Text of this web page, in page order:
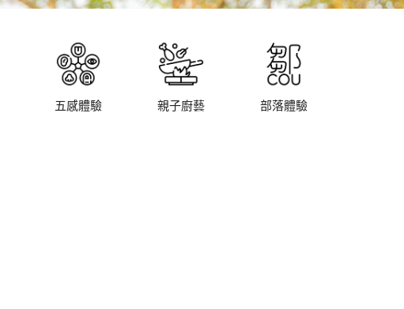
五感體驗 親子廚藝 部落體驗